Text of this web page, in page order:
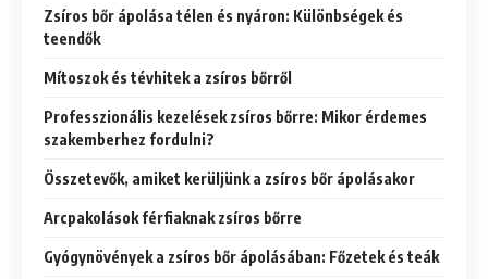
Zsíros bőr ápolása télen és nyáron: Különbségek és
teendők
Mítoszok és tévhitek a zsíros bőrről
Professzionális kezelések zsíros bőrre: Mikor érdemes
szakemberhez fordulni?
Összetevők, amiket kerüljünk a zsíros bőr ápolásakor
Arcpakolások férfiaknak zsíros bőrre
Gyógynövények a zsíros bőr ápolásában: Főzetek és teák